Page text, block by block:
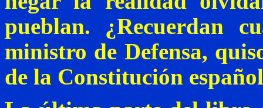
pueblan. ¿Recuerdan
ministro de Defensa,
de la Constitución